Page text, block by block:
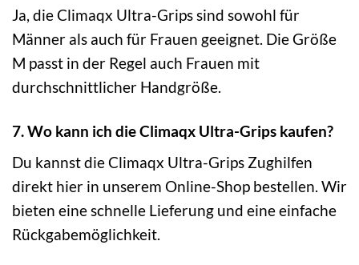
Ja, die Climaqx Ultra-Grips sind sowohl für
Männer als auch für Frauen geeignet. Die Größe
M passt in der Regel auch Frauen mit
durchschnittlicher Handgröße.
7. Wo kann ich die Climaqx Ultra-Grips kaufen?
Du kannst die Climaqx Ultra-Grips Zughilfen
direkt hier in unserem Online-Shop bestellen. Wir
bieten eine schnelle Lieferung und eine einfache
Rückgabemöglichkeit.